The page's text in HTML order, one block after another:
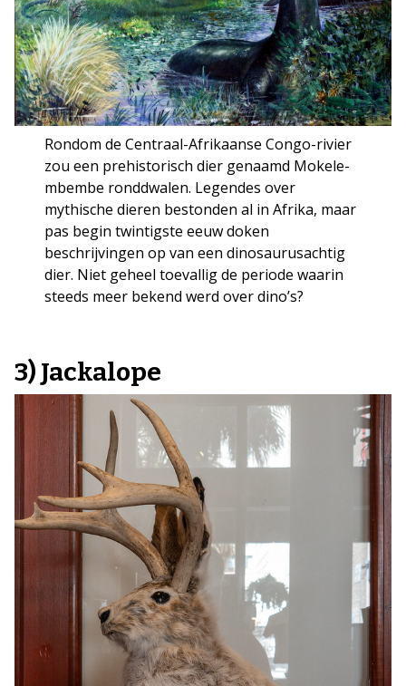
Rondom de Centraal-Afrikaanse Congo-rivier
zou een prehistorisch dier genaamd Mokele-
mbembe ronddwalen. Legendes over
mythische dieren bestonden al in Afrika, maar
pas begin twintigste eeuw doken
beschrijvingen op van een dinosaurusachtig
dier. Niet geheel toevallig de periode waarin
steeds meer bekend werd over dino’s?
3) Jackalope